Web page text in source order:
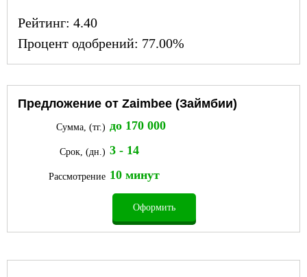
Рейтинг: 4.40
Процент одобрений: 77.00%
Предложение от Zaimbee (Займбии)
Оформить
Сумма, (тг.) до 170 000
Срок, (дн.) 3 - 14
Рассмотрение 10 минут